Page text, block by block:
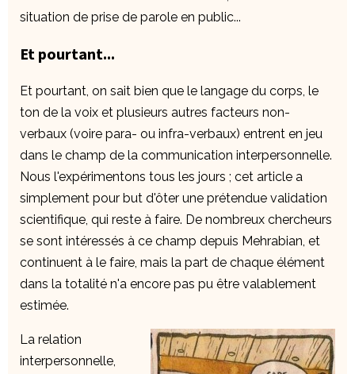
situation de prise de parole en public...
Et pourtant...
Et pourtant, on sait bien que le langage du corps, le
ton de la voix et plusieurs autres facteurs non-
verbaux (voire para- ou infra-verbaux) entrent en jeu
dans le champ de la communication interpersonnelle.
Nous l'expérimentons tous les jours ; cet article a
simplement pour but d'ôter une prétendue validation
scientifique, qui reste à faire. De nombreux chercheurs
se sont intéressés à ce champ depuis Mehrabian, et
continuent à le faire, mais la part de chaque élément
dans la totalité n'a encore pas pu être valablement
estimée.
La relation
interpersonnelle,